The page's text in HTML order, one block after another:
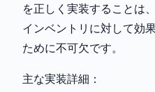
を正しく実装することは
インベントリに対して効
ために不可欠です。
主な実装詳細：